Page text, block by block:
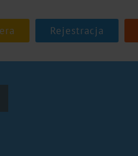
Rejestracja